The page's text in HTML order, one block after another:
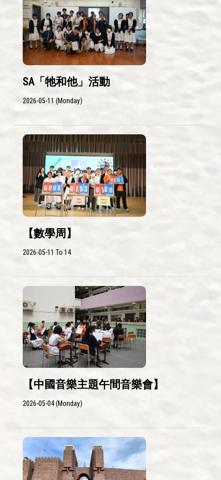
SA「牠和他」活動
2026-05-11 (Monday)
【數學周】
2026-05-11 To 14
【中國音樂主題午間音樂會】
2026-05-04 (Monday)